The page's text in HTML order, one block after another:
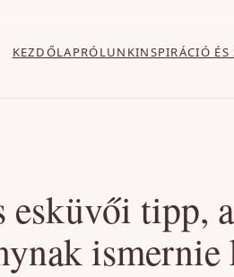
KEZDŐLAPRÓLUNKINSPIRÁCIÓ ÉS
esküvői tipp,